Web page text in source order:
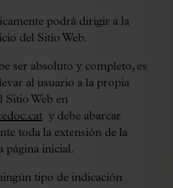
podrá dirigir a la
del Sitio Web.
ser absoluto y completo, es
al usuario a la propia
Sitio Web en
y debe abarcar
toda la extensión de la
página inicial.
tipo de indicación